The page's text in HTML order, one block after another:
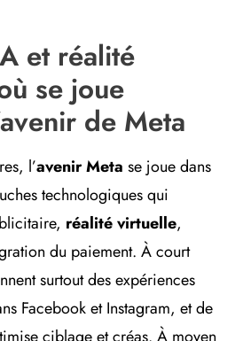
et réalité
se joue
de Meta
l’avenir Meta se joue dans
technologiques qui
réalité virtuelle,
du paiement. À court
surtout des expériences
Facebook et Instagram, et de
ciblage et créas. À moyen